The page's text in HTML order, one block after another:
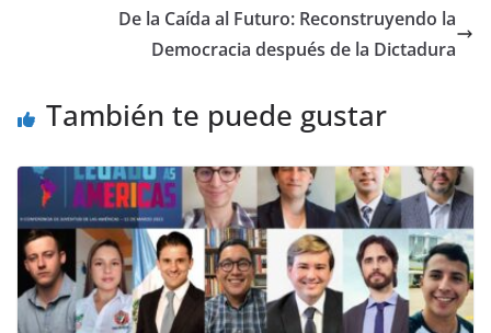
De la Caída al Futuro: Reconstruyendo la
Democracia después de la Dictadura
También te puede gustar